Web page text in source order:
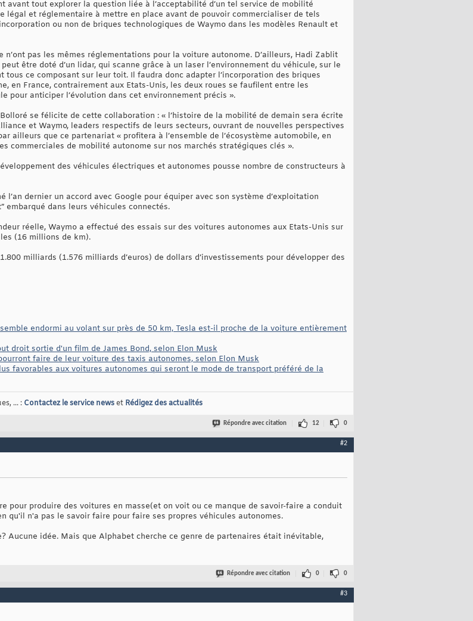
avant tout explorer la question liée à l’acceptabilité d’un tel service de mobilité
légal et réglementaire à mettre en place avant de pouvoir commercialiser de tels
ou non de briques technologiques de Waymo dans les modèles Renault et
n’ont pas les mêmes réglementations pour la voiture autonome. D’ailleurs, Hadi Zablit
être doté d’un lidar, qui scanne grâce à un laser l’environnement du véhicule, sur le
tous ce composant sur leur toit. Il faudra donc adapter l’incorporation des briques
en France, contrairement aux Etats-Unis, les deux roues se faufilent entre les
pour anticiper l’évolution dans cet environnement précis ».
se félicite de cette collaboration : « l’histoire de la mobilité de demain sera écrite
et Waymo, leaders respectifs de leurs secteurs, ouvrant de nouvelles perspectives
ailleurs que ce partenariat « profitera à l’ensemble de l’écosystème automobile, en
commerciales de mobilité autonome sur nos marchés stratégiques clés ».
des véhicules électriques et autonomes pousse nombre de constructeurs à
l’an dernier un accord avec Google pour équiper avec son système d’exploitation
embarqué dans leurs véhicules connectés.
réelle, Waymo a effectué des essais sur des voitures autonomes aux Etats-Unis sur
(16 millions de km).
milliards (1.576 milliards d’euros) de dollars d’investissements pour développer des
endormi au volant sur près de 50 km, Tesla est-il proche de la voiture entièrement
droit sortie d'un film de James Bond, selon Elon Musk
faire de leur voiture des taxis autonomes, selon Elon Musk
favorables aux voitures autonomes qui seront le mode de transport préféré de la
... : Contactez le service newset Rédigez des actualités
Répondre avec citation 12 0
#2
pour produire des voitures en masse(et on voit ou ce manque de savoir-faire a conduit
qu'il n'a pas le savoir faire pour faire ses propres véhicules autonomes.
Aucune idée. Mais que Alphabet cherche ce genre de partenaires était inévitable,
Répondre avec citation 0 0
#3